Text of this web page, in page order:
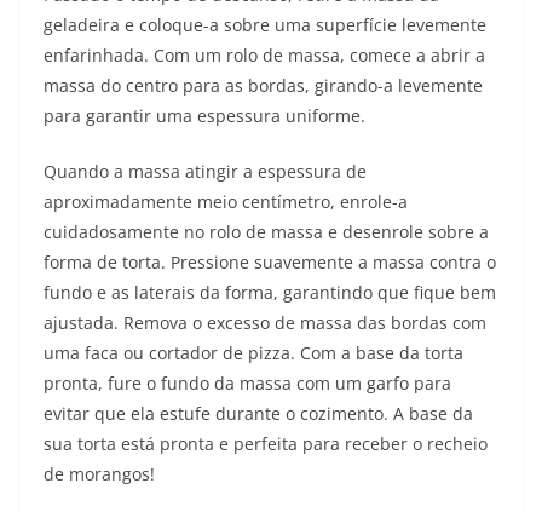
geladeira e coloque-a sobre uma superfície levemente
enfarinhada. Com um rolo de massa, comece a abrir a
massa do centro para as bordas, girando-a levemente
para garantir uma espessura uniforme.
Quando a massa atingir a espessura de
aproximadamente meio centímetro, enrole-a
cuidadosamente no rolo de massa e desenrole sobre a
forma de torta. Pressione suavemente a massa contra o
fundo e as laterais da forma, garantindo que fique bem
ajustada. Remova o excesso de massa das bordas com
uma faca ou cortador de pizza. Com a base da torta
pronta, fure o fundo da massa com um garfo para
evitar que ela estufe durante o cozimento. A base da
sua torta está pronta e perfeita para receber o recheio
de morangos!